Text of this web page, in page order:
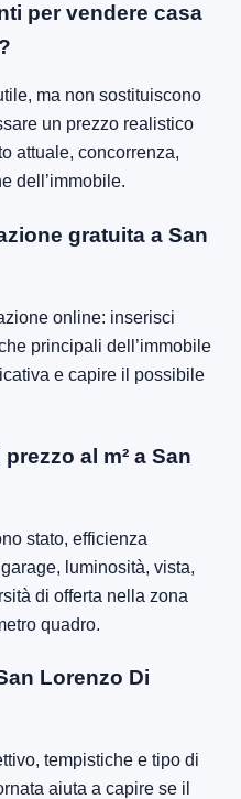
per vendere casa
ma non sostituiscono
un prezzo realistico
attuale, concorrenza,
dell’immobile.
gratuita a San
online: inserisci
principali dell’immobile
e capire il possibile
al m² a San
stato, efficienza
luminosità, vista,
di offerta nella zona
quadro.
Lorenzo Di
tempistiche e tipo di
aiuta a capire se il